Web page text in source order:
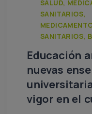
SALUD,
SANITARIOS,
SANITARIOS,
Educación
nuevas
vigor en el